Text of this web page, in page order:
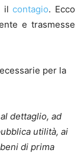
ilcontagio. Ecco
e trasmesse
per la
dettaglio, ad
utilità, ai
di prima